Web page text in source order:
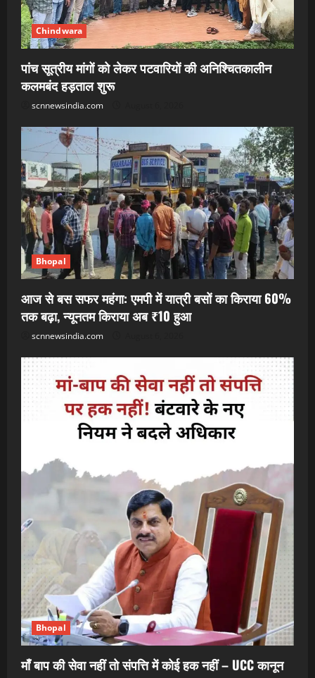
Chindwara
पांच सूत्रीय मांगों को लेकर पटवारियों की अनिश्चितकालीन
कलमबंद हड़ताल शुरू
scnnewsindia.com
Bhopal
आज से बस सफर महंगा: एमपी में यात्री बसों का किराया 60%
तक बढ़ा, न्यूनतम किराया अब ₹10 हुआ
scnnewsindia.com
Bhopal
माँ बाप की सेवा नहीं तो संपत्ति में कोई हक नहीं – UCC कानून